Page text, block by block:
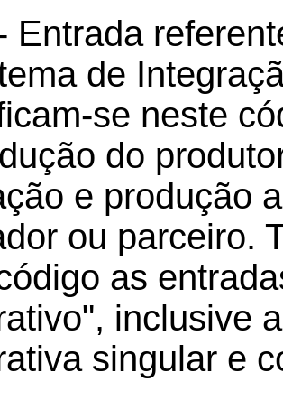
Entrada
de
se neste
do
e produção
ou parceiro.
as
inclusive
singular e